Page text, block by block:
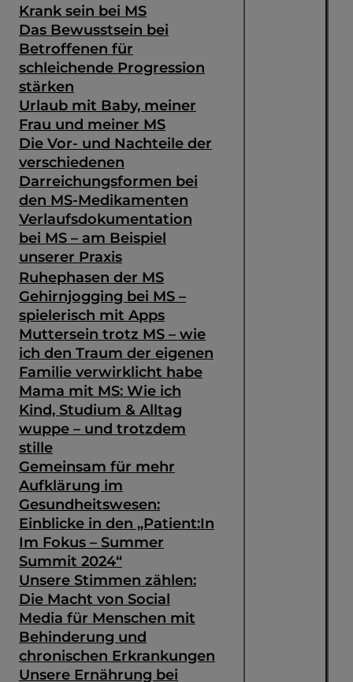
Krank sein bei MS
Das Bewusstsein bei
Betroffenen für
schleichende Progression
stärken
Urlaub mit Baby, meiner
Frau und meiner MS
Die Vor- und Nachteile der
verschiedenen
Darreichungsformen bei
den MS-Medikamenten
Verlaufsdokumentation
bei MS – am Beispiel
unserer Praxis
Ruhephasen der MS
Gehirnjogging bei MS –
spielerisch mit Apps
Muttersein trotz MS – wie
ich den Traum der eigenen
Familie verwirklicht habe
Mama mit MS: Wie ich
Kind, Studium & Alltag
wuppe – und trotzdem
stille
Gemeinsam für mehr
Aufklärung im
Gesundheitswesen:
Einblicke in den „Patient:In
Im Fokus – Summer
Summit 2024“
Unsere Stimmen zählen:
Die Macht von Social
Media für Menschen mit
Behinderung und
chronischen Erkrankungen
Unsere Ernährung bei